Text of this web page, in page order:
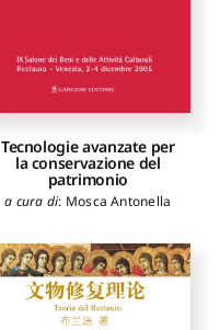
Tecnologie avanzate per
la conservazione del
patrimonio
a cura di: Mosca Antonella